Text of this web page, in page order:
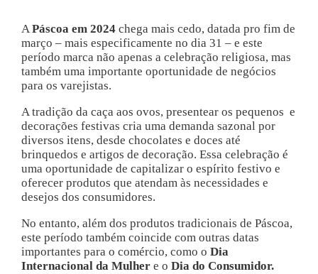
APáscoa em 2024chega mais cedo, datada pro fim de
março – mais especificamente no dia 31 – e este
período marca não apenas a celebração religiosa, mas
também uma importante oportunidade de negócios
para os varejistas.
A tradição da caça aos ovos, presentear os pequenos e
decorações festivas cria uma demanda sazonal por
diversos itens, desde chocolates e doces até
brinquedos e artigos de decoração. Essa celebração é
uma oportunidade de capitalizar o espírito festivo e
oferecer produtos que atendam às necessidades e
desejos dos consumidores.
No entanto, além dos produtos tradicionais de Páscoa,
este período também coincide com outras datas
importantes para o comércio, como o Dia
Internacional da Mulher e o Dia do Consumidor.